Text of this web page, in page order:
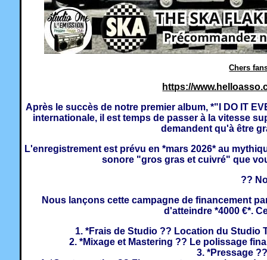
Chers
https://
Après le succès de notre premier album, *"I DO IT
internationale, il est temps de passer à la vitesse
demandent qu'à être
L'enregistrement est prévu en *mars 2026* au
sonore "gros gras et cuivré" que
??
Nous lançons cette campagne de financement
d'atteindre *4000 €*.
1. *Frais de Studio ?? Location du Studio
2. *Mixage et Mastering ?? Le polissage
3. *Pressage